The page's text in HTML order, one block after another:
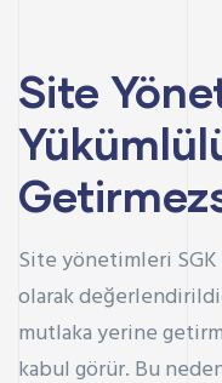
Site
Site yönetimleri
olarak
mutlaka yerine
kabul görür. Bu